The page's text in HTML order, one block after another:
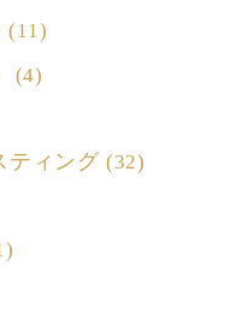
(11)
(4)
ティング (32)